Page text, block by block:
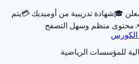
🎓شهادة تدريبية من أوميديك 💳يتم
محتوى منظم وسهل التصفح
الكورس